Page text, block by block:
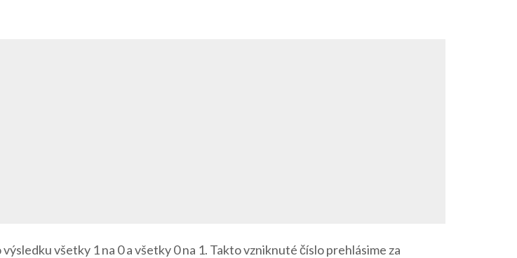
všetky 1 na 0 a všetky 0 na 1. Takto vzniknuté číslo prehlásime za